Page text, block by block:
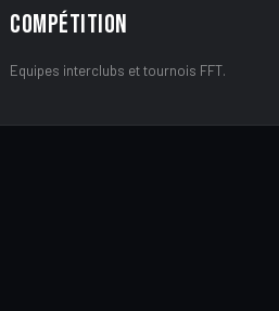
Compétition
Equipes interclubs et tournois FFT.